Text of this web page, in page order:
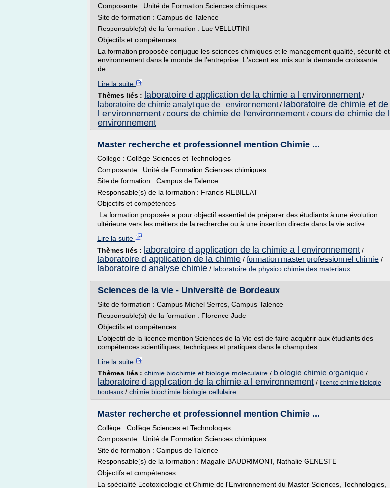
Composante : Unité de Formation Sciences chimiques
Site de formation : Campus de Talence
Responsable(s) de la formation : Luc VELLUTINI
Objectifs et compétences
La formation proposée conjugue les sciences chimiques et le management qualité, sécurité et
environnement dans le monde de l'entreprise. L'accent est mis sur la demande croissante
de...
Lire la suite
Thèmes liés : laboratoire d application de la chimie a l environnement /
laboratoire de chimie analytique de l environnement/ laboratoire de chimie et de
l environnement / cours de chimie de l'environnement / cours de chimie de l
environnement
Master recherche et professionnel mention Chimie ...
Collège : Collège Sciences et Technologies
Composante : Unité de Formation Sciences chimiques
Site de formation : Campus de Talence
Responsable(s) de la formation : Francis REBILLAT
Objectifs et compétences
.La formation proposée a pour objectif essentiel de préparer des étudiants à une évolution
ultérieure vers les métiers de la recherche ou à une insertion directe dans la vie active...
Lire la suite
Thèmes liés : laboratoire d application de la chimie a l environnement /
laboratoire d application de la chimie / formation master professionnel chimie /
laboratoire d analyse chimie / laboratoire de physico chimie des materiaux
Sciences de la vie - Université de Bordeaux
Site de formation : Campus Michel Serres, Campus Talence
Responsable(s) de la formation : Florence Jude
Objectifs et compétences
L'objectif de la licence mention Sciences de la Vie est de faire acquérir aux étudiants des
compétences scientifiques, techniques et pratiques dans le champ des...
Lire la suite
Thèmes liés : chimie biochimie et biologie moleculaire / biologie chimie organique /
laboratoire d application de la chimie a l environnement / licence chimie biologie
bordeaux / chimie biochimie biologie cellulaire
Master recherche et professionnel mention Chimie ...
Collège : Collège Sciences et Technologies
Composante : Unité de Formation Sciences chimiques
Site de formation : Campus de Talence
Responsable(s) de la formation : Magalie BAUDRIMONT, Nathalie GENESTE
Objectifs et compétences
La spécialité Ecotoxicologie et Chimie de l'Environnement du Master Sciences, Technologies,